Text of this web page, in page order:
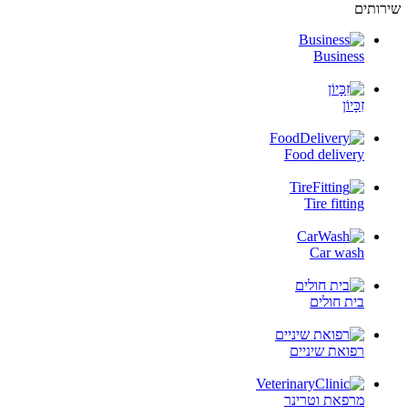
שירותים
Business
זִכָּיוֹן
Food delivery
Tire fitting
Car wash
בית חולים
רפואת שיניים
מרפאת וטרינר